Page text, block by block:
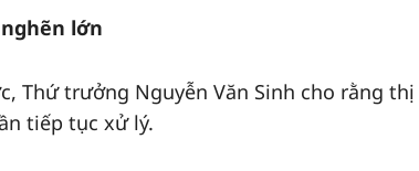
lớn
Thứ trưởng Nguyễn Văn Sinh cho rằng
tiếp tục xử lý.